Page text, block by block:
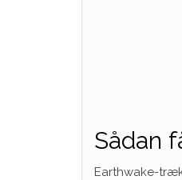
Sådan
Earthwake-